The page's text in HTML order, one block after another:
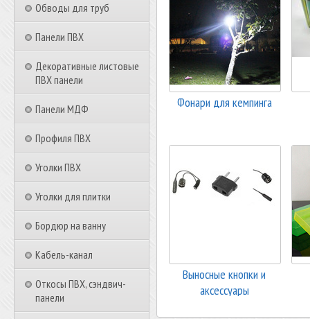
Обводы для труб
Панели ПВХ
Декоративные листовые
ПВХ панели
Панели МДФ
Профиля ПВХ
Уголки ПВХ
Уголки для плитки
Бордюр на ванну
Кабель-канал
Откосы ПВХ, сэндвич-
панели
Фонари для кемпинга
Выносные кнопки и
аксессуары